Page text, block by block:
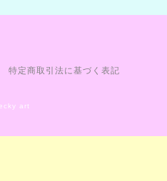
特定商取引法に基づく表記
art